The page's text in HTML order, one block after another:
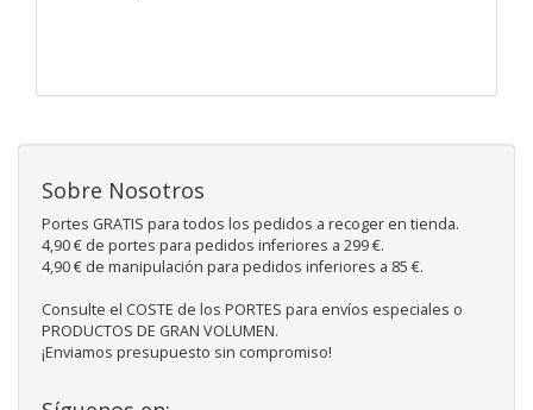
Sobre Nosotros
Portes GRATIS para todos los pedidos a recoger en tienda.
4,90 € de portes para pedidos inferiores a 299 €.
4,90 € de manipulación para pedidos inferiores a 85 €.
Consulte el COSTE de los PORTES para envíos especiales o
PRODUCTOS DE GRAN VOLUMEN.
¡Enviamos presupuesto sin compromiso!